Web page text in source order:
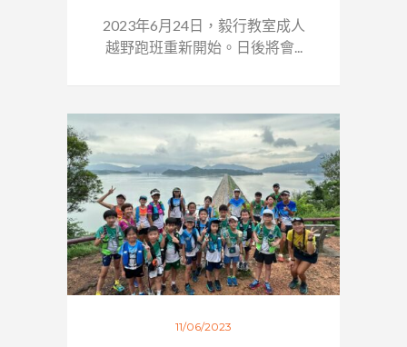
2023年6月24日，毅行教室成人
越野跑班重新開始。日後將會...
11/06/2023